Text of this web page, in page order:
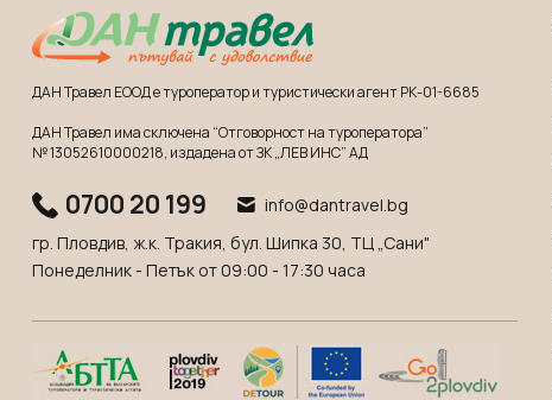
ДАН Травел ЕООД е туроператор и туристически агент РК-01-6685
ДАН Травел има сключена “Отговорност на туроператора”
№ 13052610000218, издадена от ЗК „ЛЕВ ИНС” АД
0700 20 199
info@dantravel.bg
гр. Пловдив, ж.к. Тракия, бул. Шипка 30, ТЦ „Сани"
Понеделник - Петък от 09:00 - 17:30 часа